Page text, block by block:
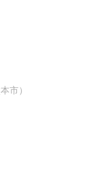
市）